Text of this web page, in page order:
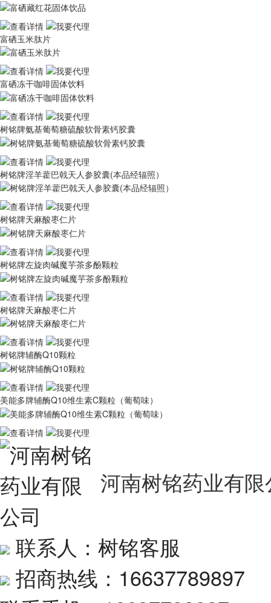
富硒玉米肽片
富硒冻干咖啡固体饮料
树铭牌氨基葡萄糖硫酸软骨素钙胶囊
树铭牌淫羊藿巴戟天人参胶囊(本品经辐照）
树铭牌天麻酸枣仁片
树铭牌左旋肉碱魔芋茶多酚颗粒
树铭牌天麻酸枣仁片
树铭牌辅酶Q10颗粒
美能多牌辅酶Q10维生素C颗粒（葡萄味）
河南树铭药业有
联系人：树铭客服
招商热线：16637789897